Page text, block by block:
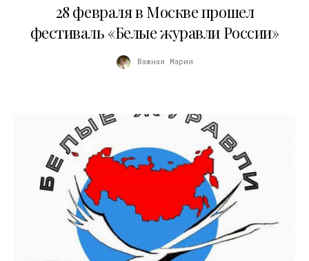
28 февраля в Москве прошел
фестиваль «Белые журавли России»
Важная Мария